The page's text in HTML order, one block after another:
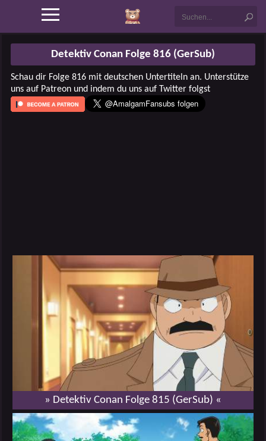
Detektiv Conan Folge 816 (GerSub)
Schau dir Folge 816 mit deutschen Untertiteln an. Unterstütze
uns auf Patreon und indem du uns auf Twitter folgst
» Detektiv Conan Folge 815 (GerSub) «